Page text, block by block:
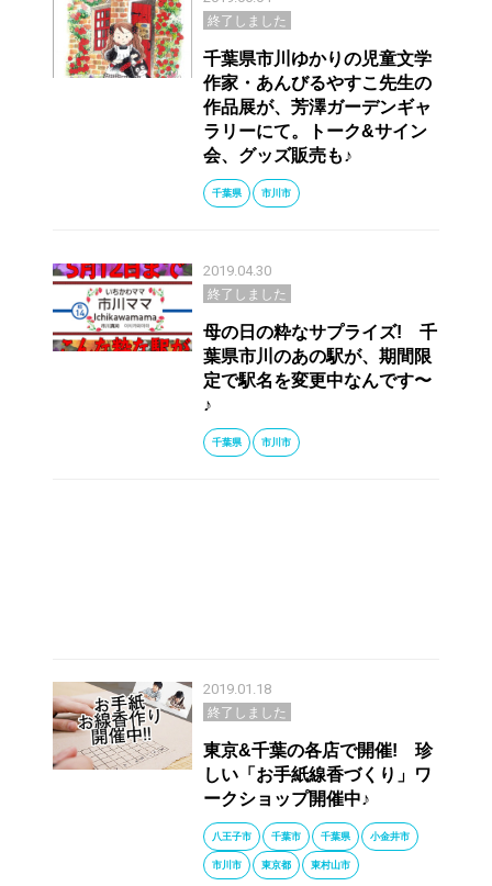
終了しました
千葉県市川ゆかりの児童文学
作家・あんびるやすこ先生の
作品展が、芳澤ガーデンギャ
ラリーにて。トーク&サイン
会、グッズ販売も♪
千葉県 市川市
2019.04.30
終了しました
母の日の粋なサプライズ! 千
葉県市川のあの駅が、期間限
定で駅名を変更中なんです〜
♪
千葉県 市川市
2019.01.18
終了しました
東京&千葉の各店で開催! 珍
しい「お手紙線香づくり」ワ
ークショップ開催中♪
八王子市 千葉市 千葉県 小金井市
市川市 東京都 東村山市